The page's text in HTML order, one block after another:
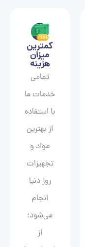
کمترین
میزان
هزینه
تمامی
خدمات ما
با استفاده
از بهترین
مواد و
تجهیزات
روز دنیا
انجام
می‌شود؛
از